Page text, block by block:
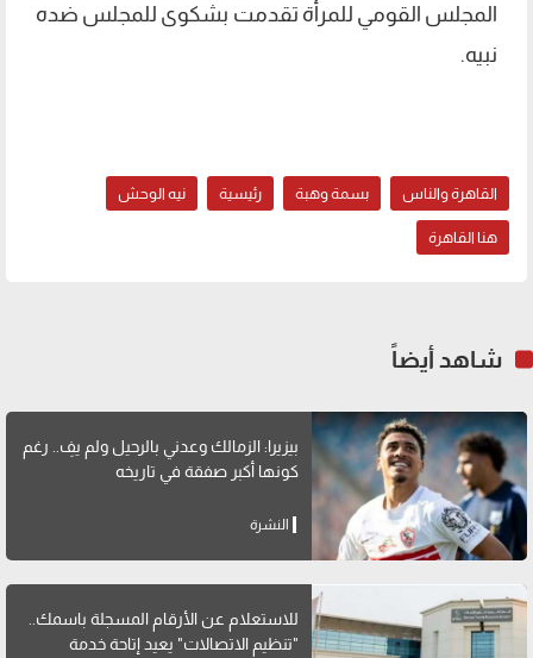
المجلس القومي للمرأة تقدمت بشكوى للمجلس ضده
نبيه.
القاهرة والناس بسمة وهبة رئيسية نيه الوحش
هنا القاهرة
شاهد أيضاً
بيزيرا: الزمالك وعدني بالرحيل ولم يفِ.. رغم
كونها أكبر صفقة في تاريخه
النشرة
للاستعلام عن الأرقام المسجلة باسمك..
"تنظيم الاتصالات" يعيد إتاحة خدمة